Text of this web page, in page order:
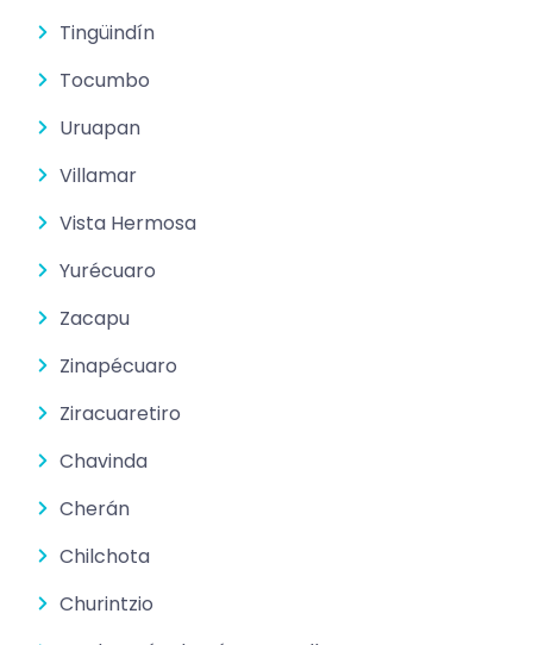
Tingüindín
Tocumbo
Uruapan
Villamar
Vista Hermosa
Yurécuaro
Zacapu
Zinapécuaro
Ziracuaretiro
Chavinda
Cherán
Chilchota
Churintzio